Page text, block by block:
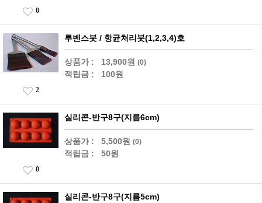
0
루벤스붓 / 항균처리붓(1,2,3,4)호
상품가 : 13,900원 (0)
적립금 : 100원
2
실리콘-반구8구(지름6cm)
상품가 : 5,500원 (0)
적립금 : 50원
0
실리콘-반구8구(지름5cm)